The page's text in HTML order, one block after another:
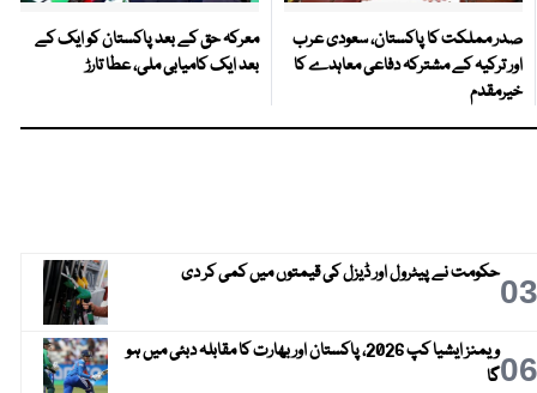
صدر مملکت کا پاکستان، سعودی عرب
اور ترکیہ کے مشترکہ دفاعی معاہدے کا
خیرمقدم
معرکہ حق کے بعد پاکستان کو ایک کے
بعد ایک کامیابی ملی، عطا تارڑ
03حکومت نے پیٹرول اور ڈیزل کی قیمتوں میں کمی کر دی
06
ویمنز ایشیا کپ 2026، پاکستان اور بھارت کا مقابلہ دبئی میں ہو
گا